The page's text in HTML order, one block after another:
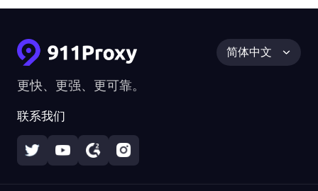
更快、更强、更可靠。
联系我们
简体中文